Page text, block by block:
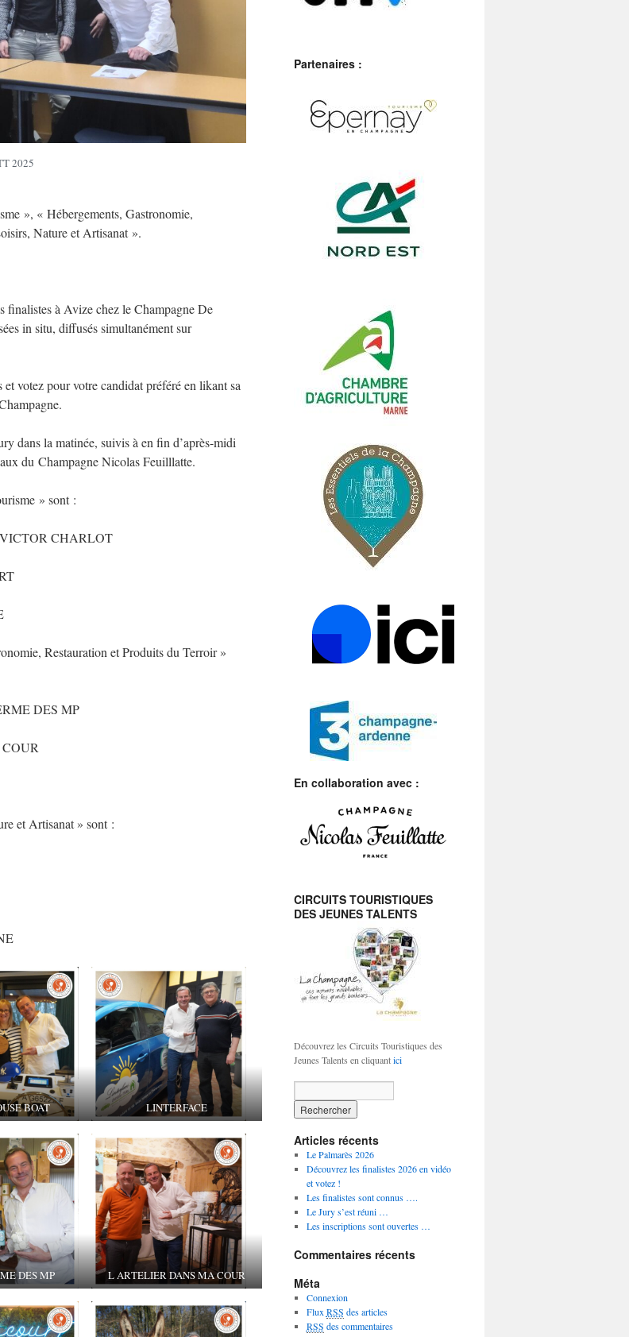
2025
», « Hébergements, Gastronomie,
Nature et Artisanat ».
à Avize chez le Champagne De
in situ, diffusés simultanément sur
votez pour votre candidat préféré en likant sa
dans la matinée, suivis à en fin d’après-midi
du Champagne Nicolas Feuilllatte.
» sont :
CHARLOT
Restauration et Produits du Terroir »
DES MP
et Artisanat » sont :
BOAT LINTERFACE
DES MP L ARTELIER DANS MA COUR
Partenaires :
En collaboration avec :
CIRCUITS TOURISTIQUES
DES JEUNES TALENTS
Découvrez les Circuits Touristiques des
Jeunes Talents en cliquantici
Articles récents
Le Palmarès 2026
Découvrez les finalistes 2026 en vidéo
et votez !
Les finalistes sont connus ….
Le Jury s’est réuni …
Les inscriptions sont ouvertes …
Commentaires récents
Méta
Connexion
Flux RSS des articles
RSS des commentaires